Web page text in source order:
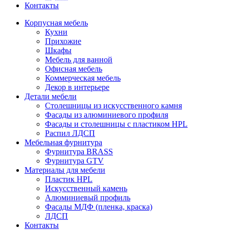
Контакты
Корпусная мебель
Кухни
Прихожие
Шкафы
Мебель для ванной
Офисная мебель
Коммерческая мебель
Декор в интерьере
Детали мебели
Столешницы из искусственного камня
Фасады из алюминиевого профиля
Фасады и столешницы с пластиком HPL
Распил ЛДСП
Мебельная фурнитура
Фурнитура BRASS
Фурнитура GTV
Материалы для мебели
Пластик HPL
Искусственный камень
Алюминиевый профиль
Фасады МДФ (пленка, краска)
ЛДСП
Контакты